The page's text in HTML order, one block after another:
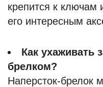
крепится к ключам
его интересным
Как ухаживать
брелком?
Наперсток-брелок